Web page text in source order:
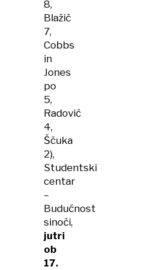
8,
Blažič
7,
Cobbs
in
Jones
po
5,
Radović
4,
Ščuka
2),
Studentski
centar
–
Budućnost
sinoči,
jutri
ob
17.